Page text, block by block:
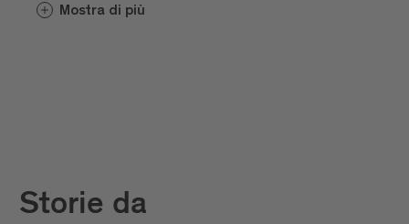
consiglio? Prendete una piccola pausa, sedetevi su
Mostra di più
Storie da